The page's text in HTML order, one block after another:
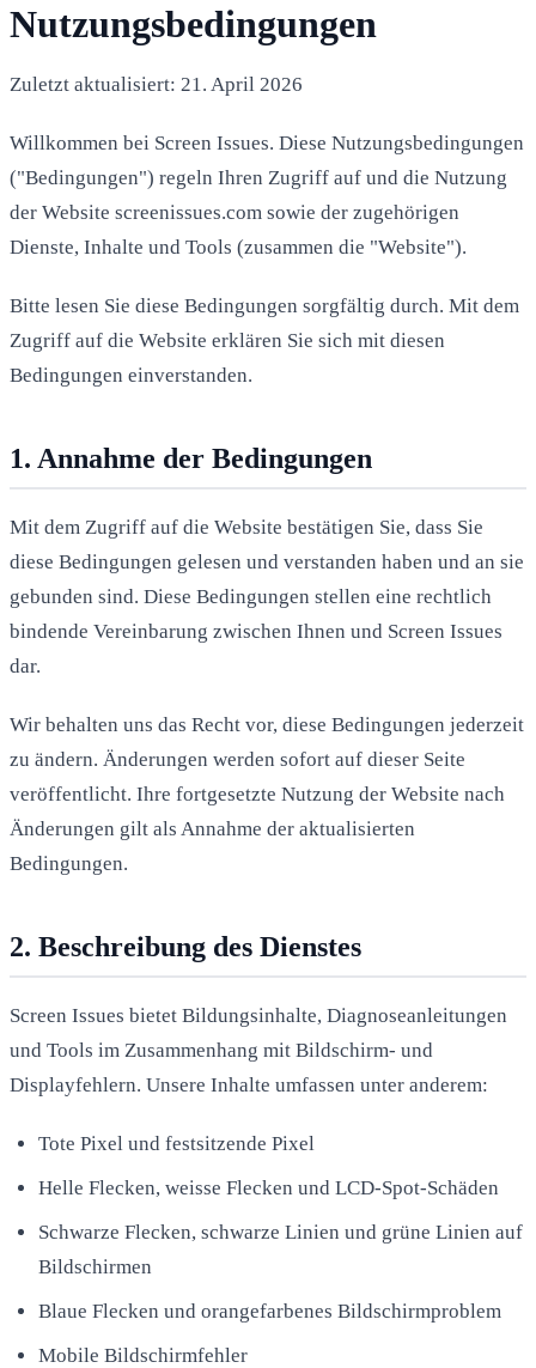
Nutzungsbedingungen
Zuletzt aktualisiert: 21. April 2026
Willkommen bei Screen Issues. Diese Nutzungsbedingungen
("Bedingungen") regeln Ihren Zugriff auf und die Nutzung
der Website screenissues.com sowie der zugehörigen
Dienste, Inhalte und Tools (zusammen die "Website").
Bitte lesen Sie diese Bedingungen sorgfältig durch. Mit dem
Zugriff auf die Website erklären Sie sich mit diesen
Bedingungen einverstanden.
1. Annahme der Bedingungen
Mit dem Zugriff auf die Website bestätigen Sie, dass Sie
diese Bedingungen gelesen und verstanden haben und an sie
gebunden sind. Diese Bedingungen stellen eine rechtlich
bindende Vereinbarung zwischen Ihnen und Screen Issues
dar.
Wir behalten uns das Recht vor, diese Bedingungen jederzeit
zu ändern. Änderungen werden sofort auf dieser Seite
veröffentlicht. Ihre fortgesetzte Nutzung der Website nach
Änderungen gilt als Annahme der aktualisierten
Bedingungen.
2. Beschreibung des Dienstes
Screen Issues bietet Bildungsinhalte, Diagnoseanleitungen
und Tools im Zusammenhang mit Bildschirm- und
Displayfehlern. Unsere Inhalte umfassen unter anderem:
Tote Pixel und festsitzende Pixel
Helle Flecken, weisse Flecken und LCD-Spot-Schäden
Schwarze Flecken, schwarze Linien und grüne Linien auf
Bildschirmen
Blaue Flecken und orangefarbenes Bildschirmproblem
Mobile Bildschirmfehler